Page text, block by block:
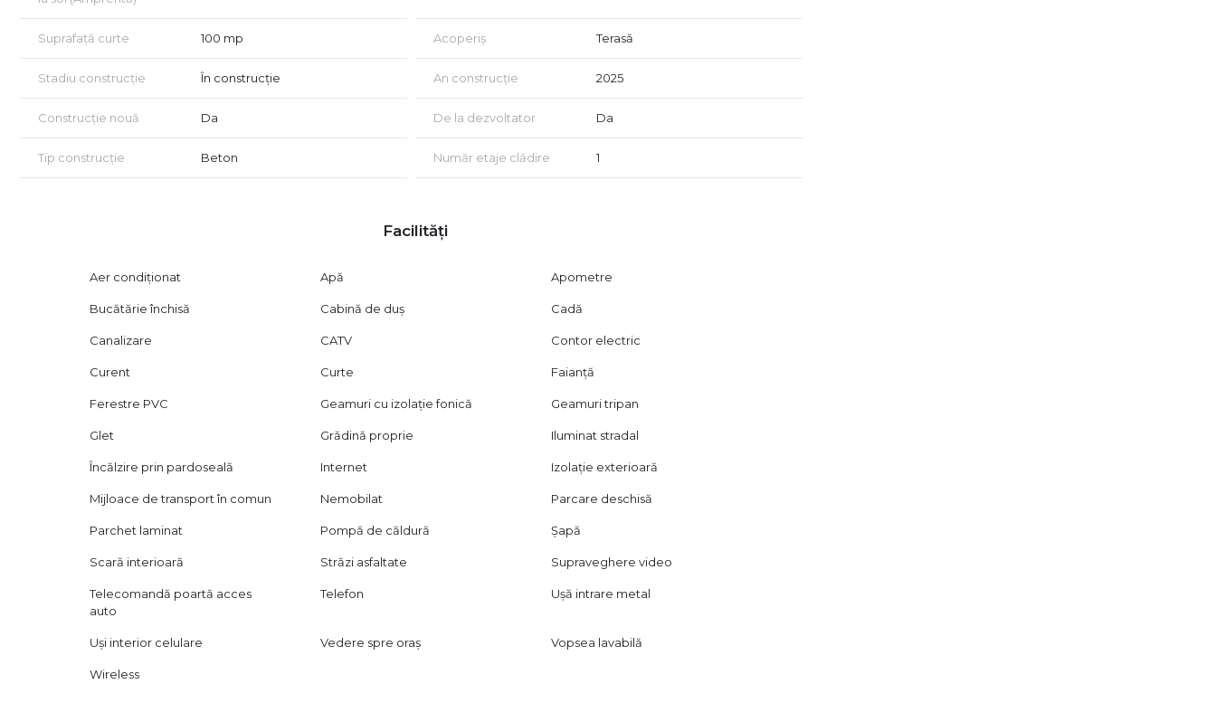
Suprafață curte 100 mp Acoperiș Terasă
Stadiu construcție În construcție An construcție 2025
Construcție nouă Da De la dezvoltator Da
Tip construcție Beton Număr etaje clădire 1
Facilități
Aer condiționat Apă Apometre
Bucătărie închisă Cabină de duș Cadă
Canalizare CATV Contor electric
Curent Curte Faianță
Ferestre PVC Geamuri cu izolație fonică Geamuri tripan
Glet Grădină proprie Iluminat stradal
Încălzire prin pardoseală Internet Izolație exterioară
Mijloace de transport în comun Nemobilat Parcare deschisă
Parchet laminat Pompă de căldură Șapă
Scară interioară Străzi asfaltate Supraveghere video
Telecomandă poartă acces
auto
Telefon Ușă intrare metal
Uși interior celulare Vedere spre oraș Vopsea lavabilă
Wireless